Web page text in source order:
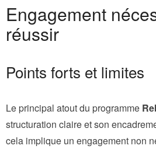
Engagement
réussir
Points forts et limites
Le principal atout du programme
structuration claire et son
cela implique un engagement non